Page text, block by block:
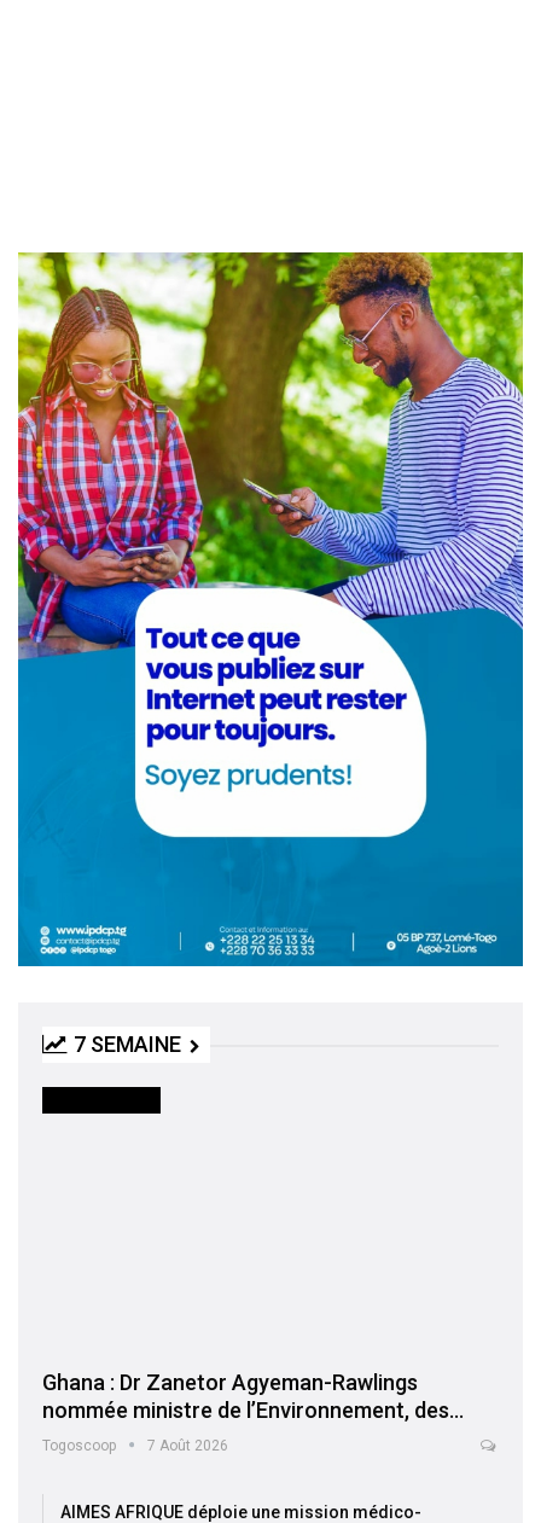
7 SEMAINE
Ghana : Dr Zanetor Agyeman-Rawlings
nommée ministre de l’Environnement, des…
Togoscoop 7 Août 2026
AIMES AFRIQUE déploie une mission médico-